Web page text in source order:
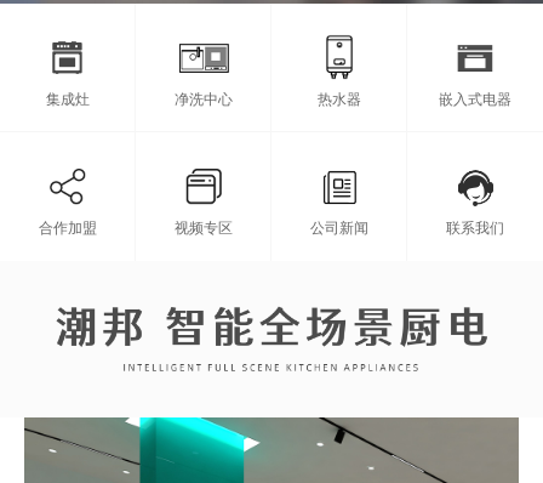
集成灶 净洗中心 热水器 嵌入式电器
合作加盟 视频专区 公司新闻 联系我们